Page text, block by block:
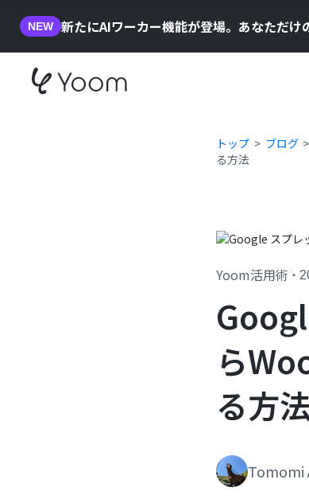
NEW 新たにAIワーカー機能が登場。あなただけ
トップ ブログ
る方法
Yoom活用術 ・
ら
る方
Tomomi